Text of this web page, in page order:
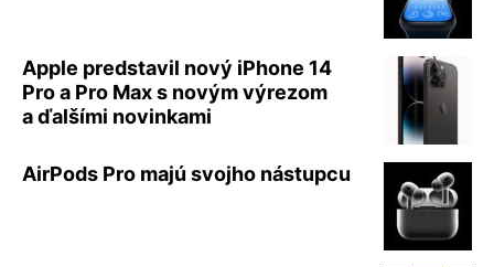
Apple predstavil nový iPhone 14
Pro a Pro Max s novým výrezom
a ďalšími novinkami
AirPods Pro majú svojho nástupcu